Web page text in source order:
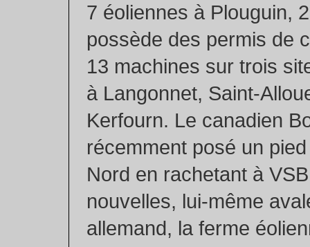
7 éoliennes à Plouguin,
possède des permis de
13 machines sur trois
à Langonnet, Saint-
Kerfourn. Le canadien
récemment posé un
Nord en rachetant à
nouvelles, lui-même
allemand, la ferme